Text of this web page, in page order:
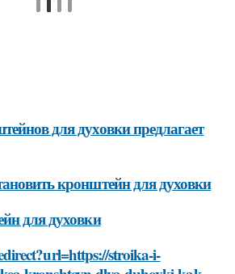
для духовки предлагает
кронштейн для духовки
для духовки
stroika-i-